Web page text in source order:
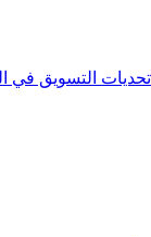
التسويق في